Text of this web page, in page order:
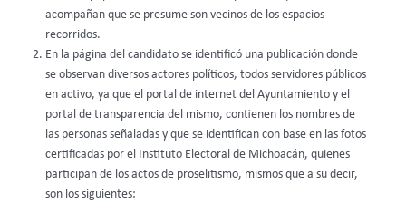
acompañan que se presume son vecinos de los espacios
recorridos.
En la página del candidato se identificó una publicación donde
se observan diversos actores políticos, todos servidores públicos
en activo, ya que el portal de internet del Ayuntamiento y el
portal de transparencia del mismo, contienen los nombres de
las personas señaladas y que se identifican con base en las fotos
certificadas por el Instituto Electoral de Michoacán, quienes
participan de los actos de proselitismo, mismos que a su decir,
son los siguientes: